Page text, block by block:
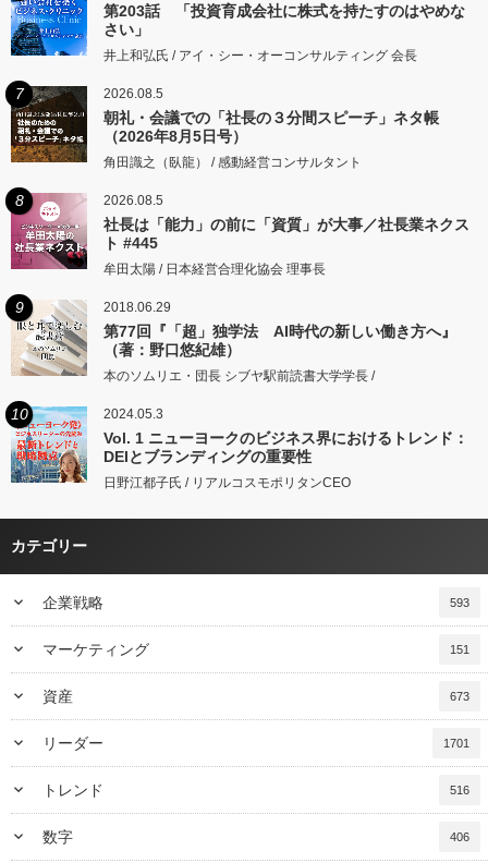
第203話 「投資育成会社に株式を持たすのはやめな
さい」
井上和弘氏 / アイ・シー・オーコンサルティング 会長
7 2026.08.5
朝礼・会議での「社長の３分間スピーチ」ネタ帳
（2026年8月5日号）
角田識之（臥龍） / 感動経営コンサルタント
8 2026.08.5
社長は「能力」の前に「資質」が大事／社長業ネクス
ト #445
牟田太陽 / 日本経営合理化協会 理事長
9 2018.06.29
第77回『「超」独学法 AI時代の新しい働き方へ』
（著：野口悠紀雄）
本のソムリエ・団長 シブヤ駅前読書大学学長 /
10 2024.05.3
Vol. 1 ニューヨークのビジネス界におけるトレンド：
DEIとブランディングの重要性
日野江都子氏 / リアルコスモポリタンCEO
カテゴリー
keyboard_arrow_down 企業戦略 593
keyboard_arrow_down マーケティング 151
keyboard_arrow_down 資産 673
keyboard_arrow_down リーダー 1701
keyboard_arrow_down トレンド 516
keyboard_arrow_down 数字 406